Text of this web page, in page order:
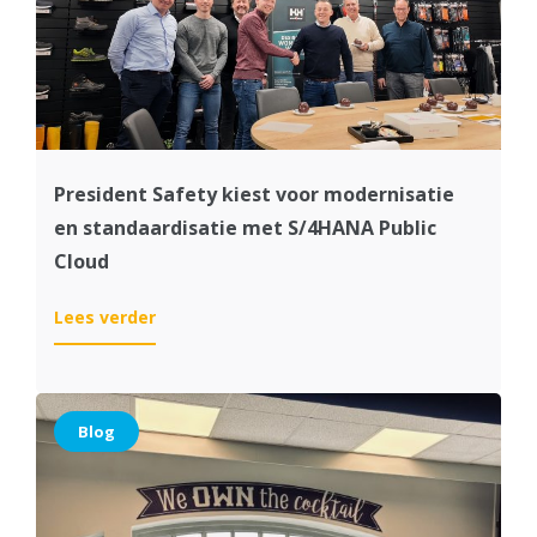
geslaagden
key-
user
examen!
President Safety kiest voor modernisatie
en standaardisatie met S/4HANA Public
Cloud
Lees verder:
President
kiest
modernisatie
standaardisatie
met
Blog